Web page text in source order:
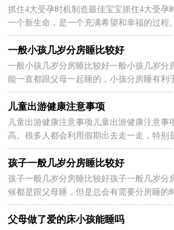
抓住4大受孕时机制造最佳宝宝抓住4大受孕
一个新生命，是一个充满希望和幸福的过程
孕时机也是至关重要的哦。下面我们看看如
一般小孩几岁分房睡比较好
一般小孩几岁分房睡比较好一般小孩几岁分
能一直都跟父母一起睡的，小孩分房睡有利
到了一定的年纪家长们是要让孩子自己睡的
儿童出游健康注意事项
儿童出游健康注意事项儿童出游健康注意事
高。很多人都会利用假期出去走一走，特别
见外面的世界。不过带孩子外出要做好准备
孩子一般几岁分房睡比较好
孩子一般几岁分房睡比较好孩子一般几岁分
候都是跟父母睡，但是总会有需要分房睡的
的孩子来说,太早分房睡和太晚分房睡都有不
父母做了爱的床小孩能睡吗